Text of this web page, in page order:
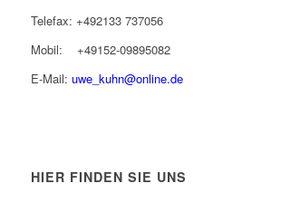
Telefax: +492133 737056
Mobil: +49152-09895082
E-Mail: uwe_kuhn@online.de
HIER FINDEN SIE UNS